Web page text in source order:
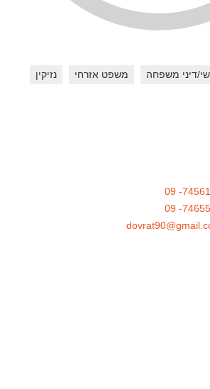
דיני משפחה משפט אזרחי נזיקין
09 -
09 -